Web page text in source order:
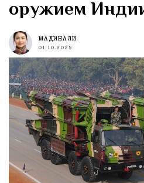
оружием
МАДИНА ЛИ
01.10.2025